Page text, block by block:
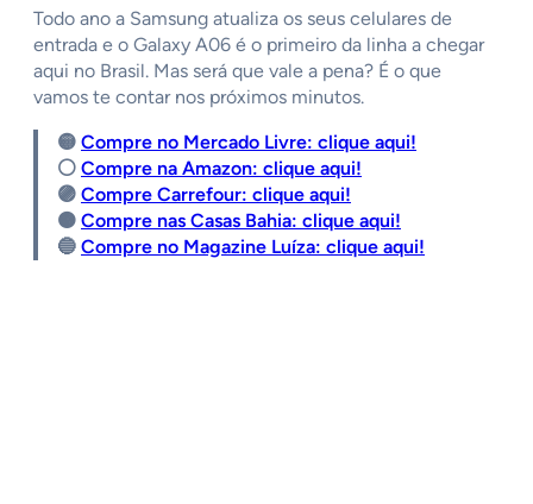
Todo ano a Samsung atualiza os seus celulares de
entrada e o Galaxy A06 é o primeiro da linha a chegar
aqui no Brasil. Mas será que vale a pena? É o que
vamos te contar nos próximos minutos.
🟡 Compre no Mercado Livre: clique aqui!
⚪️ Compre na Amazon: clique aqui!
🟣 Compre Carrefour: clique aqui!
🟠 Compre nas Casas Bahia: clique aqui!
🔵 Compre no Magazine Luíza: clique aqui!